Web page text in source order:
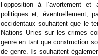
l’opposition à l’avortement
politiques et, éventuellement,
occidentaux souhaitent que le
Nations Unies sur les crimes
genre en tant que construction
de genre. Ils souhaitent